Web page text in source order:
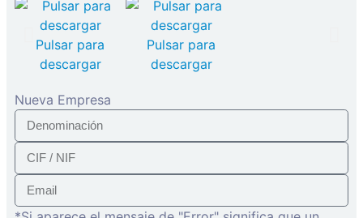
Pulsar para
descargar
Pulsar para
descargar
Nueva Empresa